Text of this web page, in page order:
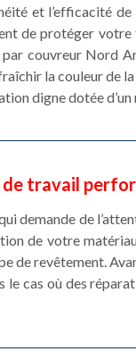
et l’efficacité
de protéger
couvreur Nord
la couleur de
digne dotée
travail
demande de
de votre
de revêtement.
cas où des